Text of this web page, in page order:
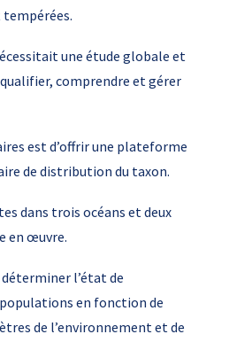
une étude globale et
comprendre et gérer
est d’offrir une plateforme
de distribution du taxon.
dans trois océans et deux
en œuvre.
l’état de
en fonction de
de l’environnement et de